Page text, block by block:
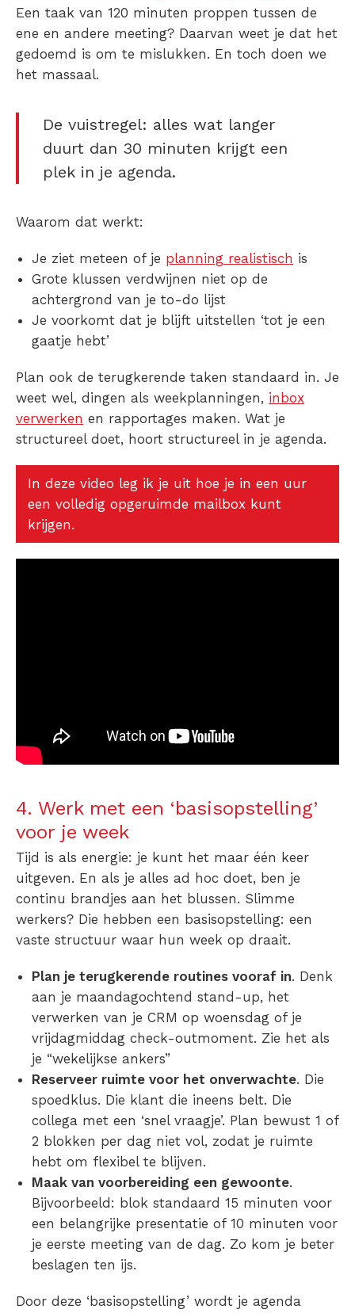
Een taak van 120 minuten proppen tussen de
ene en andere meeting? Daarvan weet je dat het
gedoemd is om te mislukken. En toch doen we
het massaal.
De vuistregel: alles wat langer
duurt dan 30 minuten krijgt een
plek in je agenda.
Waarom dat werkt:
Je ziet meteen of je planning realistisch is
Grote klussen verdwijnen niet op de
achtergrond van je to-do lijst
Je voorkomt dat je blijft uitstellen ‘tot je een
gaatje hebt’
Plan ook de terugkerende taken standaard in. Je
weet wel, dingen als weekplanningen, inbox
verwerken en rapportages maken. Wat je
structureel doet, hoort structureel in je agenda.
In deze video leg ik je uit hoe je in een uur
een volledig opgeruimde mailbox kunt
krijgen.
4. Werk met een ‘basisopstelling’
voor je week
Tijd is als energie: je kunt het maar één keer
uitgeven. En als je alles ad hoc doet, ben je
continu brandjes aan het blussen. Slimme
werkers? Die hebben een basisopstelling: een
vaste structuur waar hun week op draait.
Plan je terugkerende routines vooraf in. Denk
aan je maandagochtend stand-up, het
verwerken van je CRM op woensdag of je
vrijdagmiddag check-outmoment. Zie het als
je “wekelijkse ankers”
Reserveer ruimte voor het onverwachte. Die
spoedklus. Die klant die ineens belt. Die
collega met een ‘snel vraagje’. Plan bewust 1 of
2 blokken per dag niet vol, zodat je ruimte
hebt om flexibel te blijven.
Maak van voorbereiding een gewoonte.
Bijvoorbeeld: blok standaard 15 minuten voor
een belangrijke presentatie of 10 minuten voor
je eerste meeting van de dag. Zo kom je beter
beslagen ten ijs.
Door deze ‘basisopstelling’ wordt je agenda